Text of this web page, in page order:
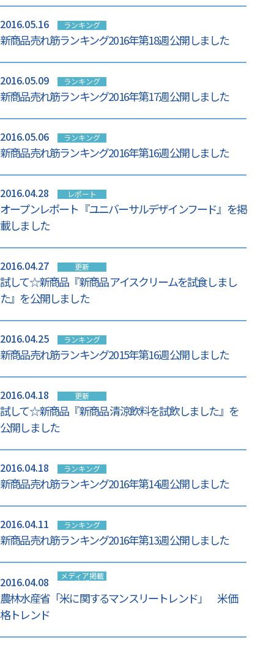
2016.05.16 ランキング
新商品売れ筋ランキング2016年第18週 公開しました
2016.05.09 ランキング
新商品売れ筋ランキング2016年第17週 公開しました
2016.05.06 ランキング
新商品売れ筋ランキング2016年第16週 公開しました
2016.04.28 レポート
オープンレポート『ユニバーサルデザインフード』を掲
載しました
2016.04.27 更新
試して☆新商品『新商品 アイスクリームを試食しまし
た』を公開しました
2016.04.25 ランキング
新商品売れ筋ランキング2015年第16週 公開しました
2016.04.18 更新
試して☆新商品『新商品 清涼飲料を試飲しました』を
公開しました
2016.04.18 ランキング
新商品売れ筋ランキング2016年第14週 公開しました
2016.04.11 ランキング
新商品売れ筋ランキング2016年第13週 公開しました
2016.04.08 メディア掲載
情報
農林水産省「米に関するマンスリートレンド」 米価
格トレンド